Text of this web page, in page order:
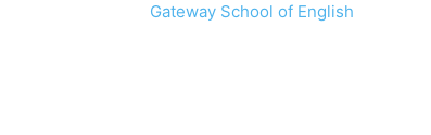
Gateway School of English